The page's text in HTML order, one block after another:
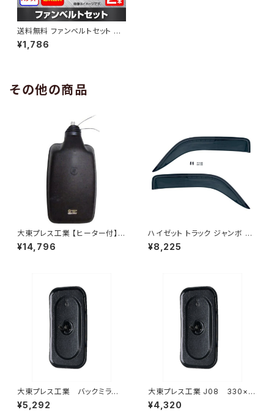
送料無料 ファンベルトセット ホ
ンダ ストリート 型式HH3 H02.
02～H11.06 （国内トップメーカ
¥1,786
その他の商品
大東プレス工業 【ヒーター付】ハ
イウェイミラー ヒーター付 80
¥14,796
ハイゼット トラック ジャンボ S5
00P S510P S500 S510 系 ワ
イド ドアバイザー止め具付ピク
¥8,225
大東プレス工業 バックミラーH
400 ｺﾊﾞﾝ L005 黒 J08
330×170 DI-8B
¥5,292
大東プレス工業 J08 330×1
70 サイドミラー/バックミラー
L012 黒 DI-7B
¥4,320